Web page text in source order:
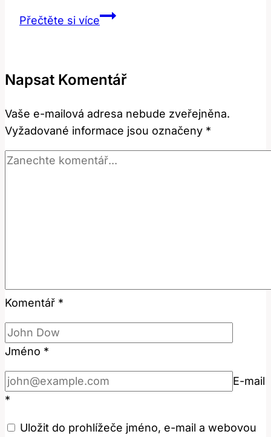
Přečtěte si víceStruggle:
a
v
Češtině
Napsat Komentář
Vaše e-mailová adresa nebude zveřejněna.
Vyžadované informace jsou označeny *
Komentář *
Jméno *
E-mail
*
Uložit do prohlížeče jméno, e-mail a webovou